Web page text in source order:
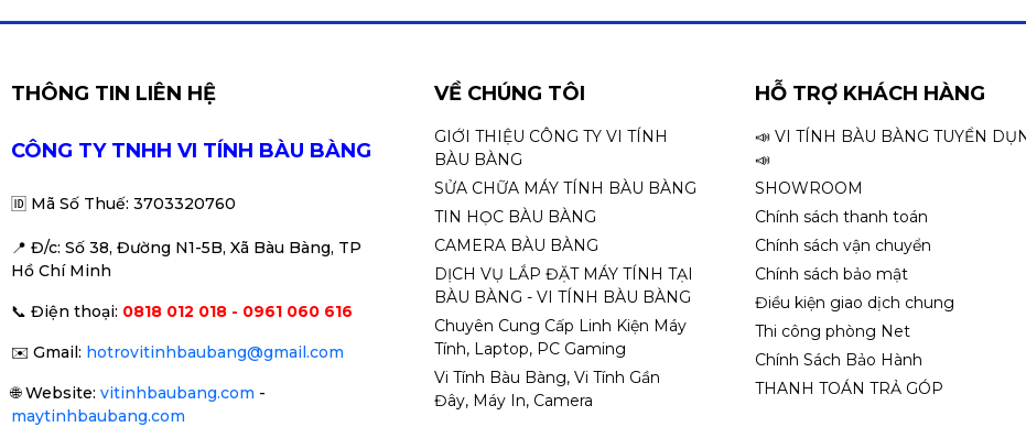
THÔNG TIN LIÊN HỆ
CÔNG TY TNHH VI TÍNH BÀU BÀNG
🆔 Mã Số Thuế: 3703320760
📍 Đ/c: Số 38, Đường N1-5B, Xã Bàu Bàng, TP
Hồ Chí Minh
📞 Điện thoại: 0818 012 018 - 0961 060 616
✉️ Gmail: hotrovitinhbaubang@gmail.com
🌐Website: vitinhbaubang.com -
maytinhbaubang.com
VỀ CHÚNG TÔI
GIỚI THIỆU CÔNG TY VI TÍNH
BÀU BÀNG
SỬA CHỮA MÁY TÍNH BÀU BÀNG
TIN HỌC BÀU BÀNG
CAMERA BÀU BÀNG
DỊCH VỤ LẮP ĐẶT MÁY TÍNH TẠI
BÀU BÀNG - VI TÍNH BÀU BÀNG
Chuyên Cung Cấp Linh Kiện Máy
Tính, Laptop, PC Gaming
Vi Tính Bàu Bàng, Vi Tính Gần
Đây, Máy In, Camera
HỖ TRỢ KHÁCH HÀNG
📣 VI TÍNH BÀU BÀNG TUYỂN
📣
SHOWROOM
Chính sách thanh toán
Chính sách vận chuyển
Chính sách bảo mật
Điều kiện giao dịch chung
Thi công phòng Net
Chính Sách Bảo Hành
THANH TOÁN TRẢ GÓP